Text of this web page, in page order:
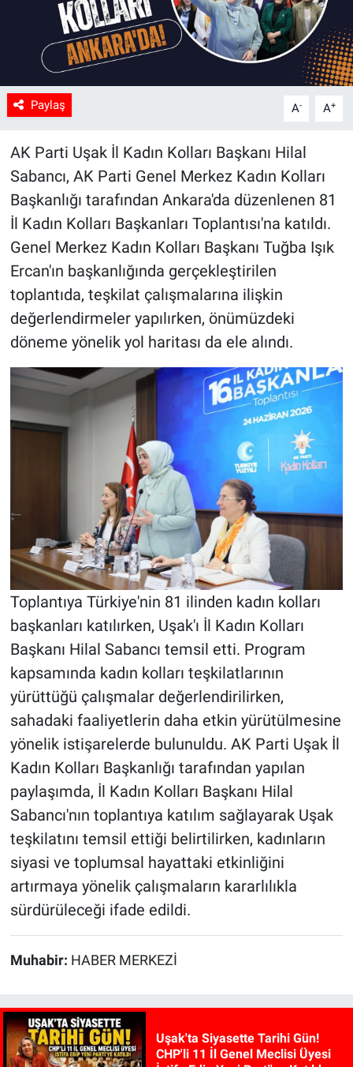
Paylaş A- A+
AK Parti Uşak İl Kadın Kolları Başkanı Hilal
Sabancı, AK Parti Genel Merkez Kadın Kolları
Başkanlığı tarafından Ankara'da düzenlenen 81
İl Kadın Kolları Başkanları Toplantısı'na katıldı.
Genel Merkez Kadın Kolları Başkanı Tuğba Işık
Ercan'ın başkanlığında gerçekleştirilen
toplantıda, teşkilat çalışmalarına ilişkin
değerlendirmeler yapılırken, önümüzdeki
döneme yönelik yol haritası da ele alındı.
Toplantıya Türkiye'nin 81 ilinden kadın kolları
başkanları katılırken, Uşak'ı İl Kadın Kolları
Başkanı Hilal Sabancı temsil etti. Program
kapsamında kadın kolları teşkilatlarının
yürüttüğü çalışmalar değerlendirilirken,
sahadaki faaliyetlerin daha etkin yürütülmesine
yönelik istişarelerde bulunuldu. AK Parti Uşak İl
Kadın Kolları Başkanlığı tarafından yapılan
paylaşımda, İl Kadın Kolları Başkanı Hilal
Sabancı'nın toplantıya katılım sağlayarak Uşak
teşkilatını temsil ettiği belirtilirken, kadınların
siyasi ve toplumsal hayattaki etkinliğini
artırmaya yönelik çalışmaların kararlılıkla
sürdürüleceği ifade edildi.
Muhabir: HABER MERKEZİ
Uşak'ta Siyasette Tarihi Gün!
CHP'li 11 İl Genel Meclisi Üyesi